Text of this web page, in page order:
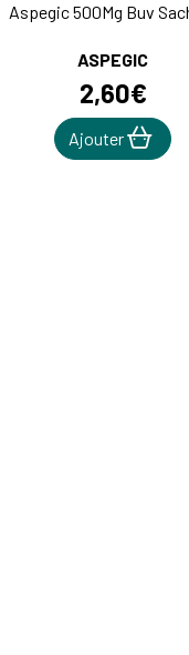
Aspegic 500Mg Buv
ASPEGIC
2,60€
Ajouter